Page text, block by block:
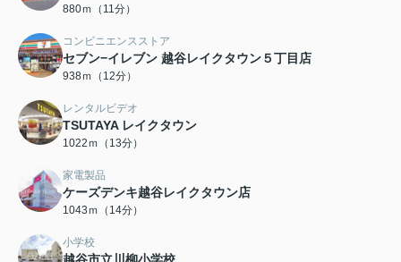
880ｍ（11分）
コンビニエンスストア
セブン−イレブン 越谷レイクタウン５丁目店
938ｍ（12分）
レンタルビデオ
TSUTAYA レイクタウン
1022ｍ（13分）
家電製品
ケーズデンキ越谷レイクタウン店
1043ｍ（14分）
小学校